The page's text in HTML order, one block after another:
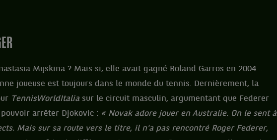
Myskina ? Mais si, elle avait gagné Roland Garros en 2004...
joueuse est toujours dans le monde du tennis. Dernièrement, la
TennisWorldItalia sur le circuit masculin, argumentant que Federer
arrêter Djokovic : « Novak adore jouer en Australie. On le sent à
Mais sur sa route vers le titre, il n'a pas rencontré Roger Federer,